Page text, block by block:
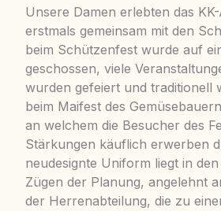
Unsere Damen erlebten das
erstmals gemeinsam mit den
beim Schützenfest wurde auf
geschossen, viele
wurden gefeiert und traditionell
beim Maifest des
an welchem die Besucher des
Stärkungen käuflich erwerben
neudesignte Uniform liegt in
Zügen der Planung, angelehnt
der Herrenabteilung, die zu